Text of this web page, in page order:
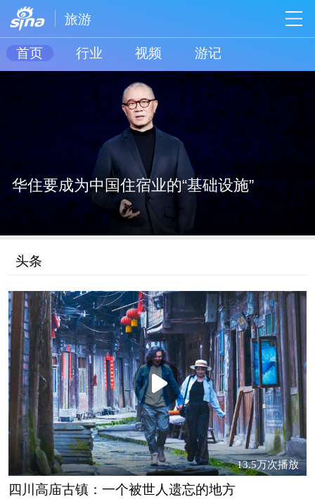
旅游
首页 行业 视频 游记
华住要成为中国住宿业的“基础设施”
头条
13.5万次播放
四川高庙古镇：一个被世人遗忘的地方